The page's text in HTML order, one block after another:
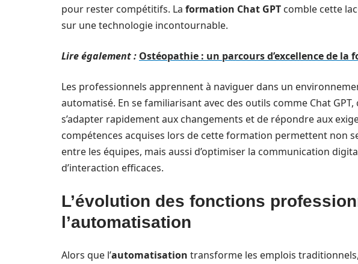
pour rester compétitifs. La formation Chat GPT comble cette
sur une technologie incontournable.
Lire également : Ostéopathie : un parcours d’excellence de
Les professionnels apprennent à naviguer dans un
automatisé. En se familiarisant avec des outils comme Chat
s’adapter rapidement aux changements et de répondre aux
compétences acquises lors de cette formation permettent non
entre les équipes, mais aussi d’optimiser la communication
d’interaction efficaces.
L’évolution des fonctions
l’automatisation
Alors que l’automatisation transforme les emplois